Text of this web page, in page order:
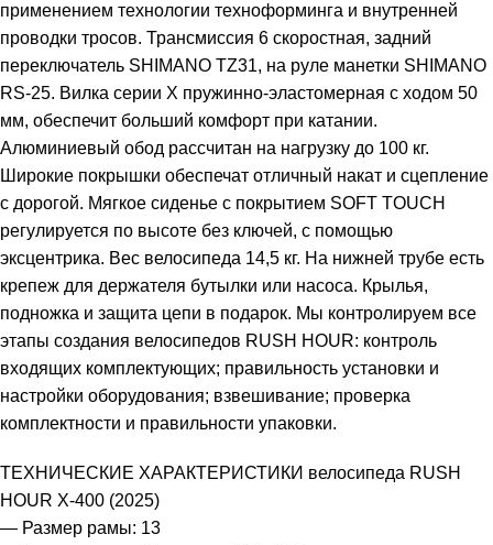
применением технологии техноформинга и внутренней
проводки тросов. Трансмиссия 6 скоростная, задний
переключатель SHIMANO TZ31, на руле манетки SHIMANO
RS-25. Вилка серии X пружинно-эластомерная с ходом 50
мм, обеспечит больший комфорт при катании.
Алюминиевый обод рассчитан на нагрузку до 100 кг.
Широкие покрышки обеспечат отличный накат и сцепление
с дорогой. Мягкое сиденье с покрытием SOFT TOUCH
регулируется по высоте без ключей, с помощью
эксцентрика. Вес велосипеда 14,5 кг. На нижней трубе есть
крепеж для держателя бутылки или насоса. Крылья,
подножка и защита цепи в подарок. Мы контролируем все
этапы создания велосипедов RUSH HOUR: контроль
входящих комплектующих; правильность установки и
настройки оборудования; взвешивание; проверка
комплектности и правильности упаковки.
ТЕХНИЧЕСКИЕ ХАРАКТЕРИСТИКИ велосипеда RUSH
HOUR X-400 (2025)
— Размер рамы: 13